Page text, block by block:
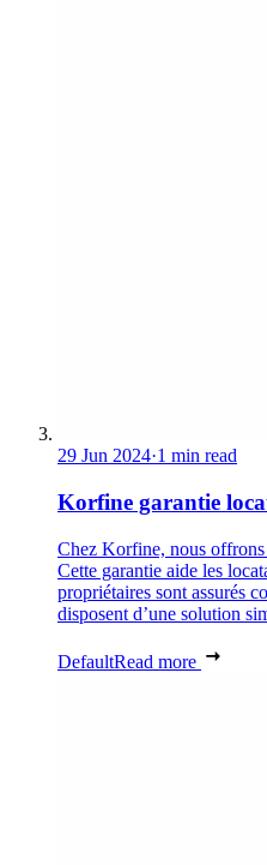
29 Jun 2024·1 min read
Korfine garantie
Chez Korfine, nous
Cette garantie aide les
propriétaires sont assurés
disposent d’une solution
DefaultRead more